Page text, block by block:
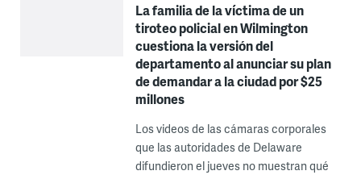
La familia de la víctima de un
tiroteo policial en Wilmington
cuestiona la versión del
departamento al anunciar su plan
de demandar a la ciudad por $25
millones
Los videos de las cámaras corporales
que las autoridades de Delaware
difundieron el jueves no muestran qué